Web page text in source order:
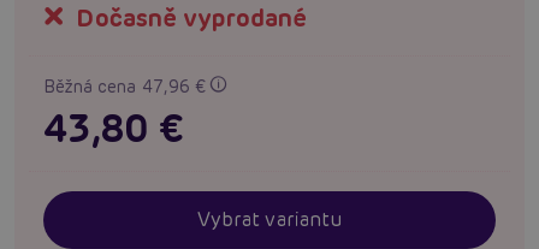
Dočasně vyprodané
Běžná cena 47,96 €
43,80 €
Vybrat variantu